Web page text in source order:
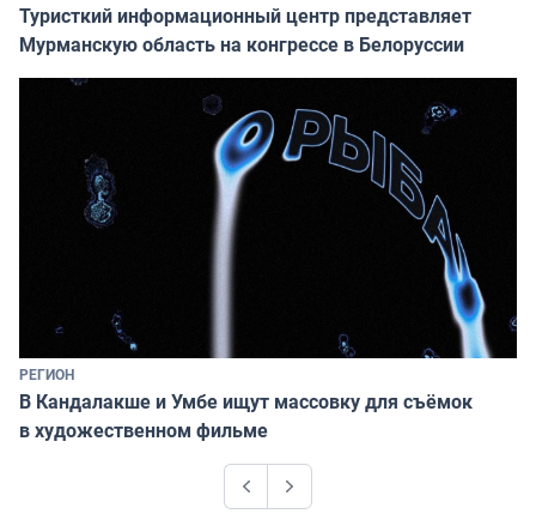
Туристкий информационный центр представляет
Мурманскую область на конгрессе в Белоруссии
РЕГИОН
В Кандалакше и Умбе ищут массовку для съёмок
в художественном фильме
PreviousNext